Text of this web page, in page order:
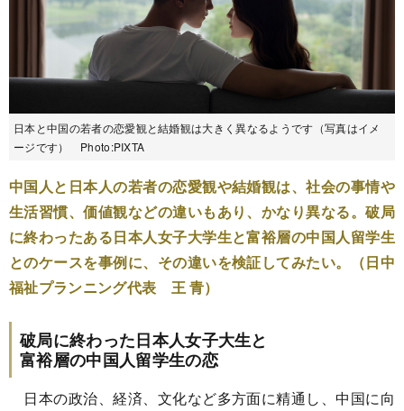
日本と中国の若者の恋愛観と結婚観は大きく異なるようです（写真はイメ
ージです） Photo:PIXTA
中国人と日本人の若者の恋愛観や結婚観は、社会の事情や
生活習慣、価値観などの違いもあり、かなり異なる。破局
に終わったある日本人女子大学生と富裕層の中国人留学生
とのケースを事例に、その違いを検証してみたい。（日中
福祉プランニング代表 王 青）
破局に終わった日本人女子大生と
富裕層の中国人留学生の恋
日本の政治、経済、文化など多方面に精通し、中国に向